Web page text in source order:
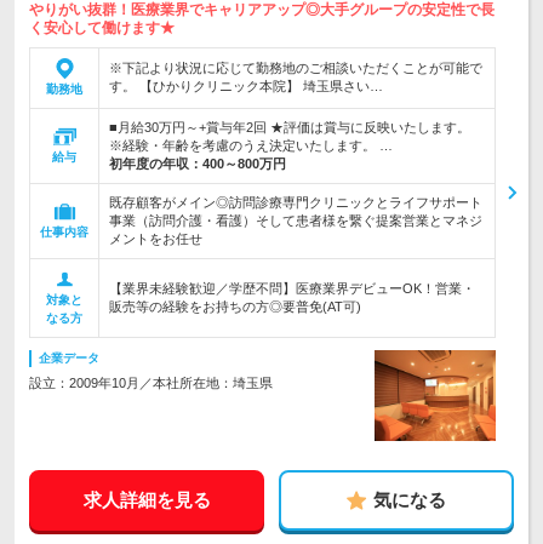
やりがい抜群！医療業界でキャリアアップ◎大手グループの安定性で長
く安心して働けます★
勤務地
※下記より状況に応じて勤務地のご相談いただくことが可能で
す。 【ひかりクリニック本院】 埼玉県さい…
給与
■月給30万円～+賞与年2回 ★評価は賞与に反映いたします。
※経験・年齢を考慮のうえ決定いたします。 …
初年度の年収： 400～800万円
仕事内容
既存顧客がメイン◎訪問診療専門クリニックとライフサポート
事業（訪問介護・看護）そして患者様を繋ぐ提案営業とマネジ
メントをお任せ
対象と
なる方
【業界未経験歓迎／学歴不問】医療業界デビューOK！営業・
販売等の経験をお持ちの方◎要普免(AT可)
企業データ
設立：2009年10月／本社所在地：埼玉県
求人詳細を見る 気になる